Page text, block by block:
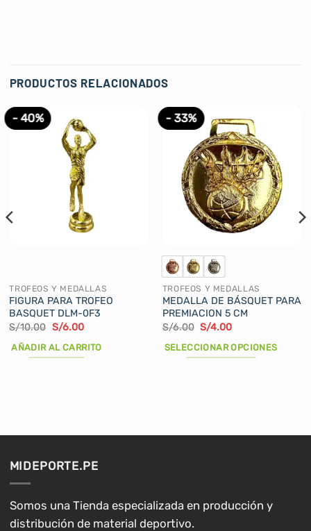
PRODUCTOS RELACIONADOS
- 40%
TROFEOS Y MEDALLAS
FIGURA PARA TROFEO
BASQUET DLM-0F3
S/10.00 El
original
era:
S/6.00El
actual
es:
AÑADIR AL CARRITO
- 33%
TROFEOS Y MEDALLAS
MEDALLA DE BÁSQUET PARA
PREMIACION 5 CM
S/6.00 El
original
era:
S/4.00El
actual
es:
SELECCIONAR OPCIONES
elegir
en
MIDEPORTE.PE
Somos una Tienda especializada en producción y
distribución de material deportivo.